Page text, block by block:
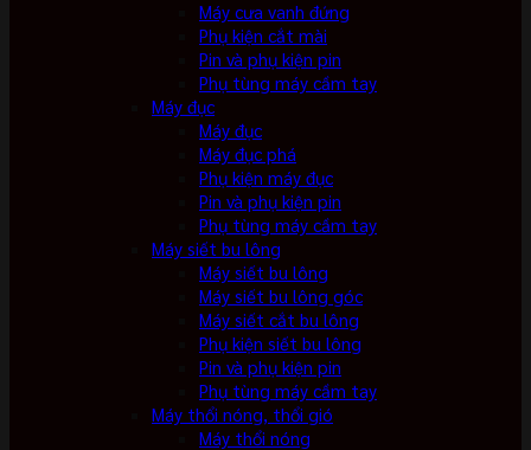
Máy cưa vanh đứng
Phụ kiện cắt mài
Pin và phụ kiện pin
Phụ tùng máy cầm tay
Máy đục
Máy đục
Máy đục phá
Phụ kiện máy đục
Pin và phụ kiện pin
Phụ tùng máy cầm tay
Máy siết bu lông
Máy siết bu lông
Máy siết bu lông góc
Máy siết cắt bu lông
Phụ kiện siết bu lông
Pin và phụ kiện pin
Phụ tùng máy cầm tay
Máy thổi nóng, thổi gió
Máy thổi nóng